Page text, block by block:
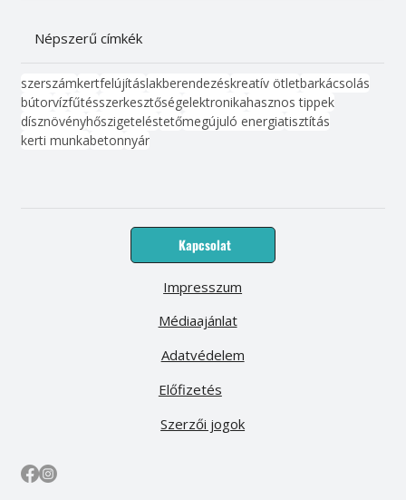
Népszerű címkék
szerszámkertfelújításlakberendezéskreatív ötletbarkácsolás
bútorvízfűtésszerkesztőségelektronikahasznos tippek
dísznövényhőszigeteléstetőmegújuló energiatisztítás
kerti munkabetonnyár
Kapcsolat
Médiaajánlat
Előfizetés
Impresszum
Adatvédelem
Szerzői jogok